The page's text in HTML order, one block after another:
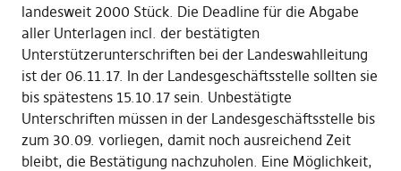
landesweit 2000 Stück. Die Deadline für die Abgabe
aller Unterlagen incl. der bestätigten
Unterstützerunterschriften bei der Landeswahlleitung
ist der 06.11.17. In der Landesgeschäftsstelle sollten sie
bis spätestens 15.10.17 sein. Unbestätigte
Unterschriften müssen in der Landesgeschäftsstelle bis
zum 30.09. vorliegen, damit noch ausreichend Zeit
bleibt, die Bestätigung nachzuholen. Eine Möglichkeit,